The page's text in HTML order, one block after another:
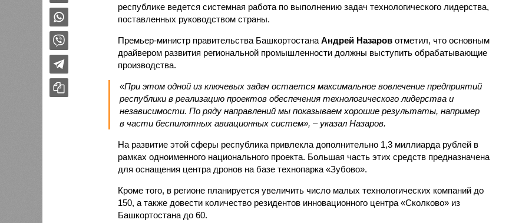
республике ведется системная работа по выполнению задач технологического лидерства,
поставленных руководством страны.
Премьер-министр правительства Башкортостана Андрей Назаровотметил, что основным
драйвером развития региональной промышленности должны выступить обрабатывающие
производства.
«При этом одной из ключевых задач остается максимальное вовлечение предприятий
республики в реализацию проектов обеспечения технологического лидерства и
независимости. По ряду направлений мы показываем хорошие результаты, например
в части беспилотных авиационных систем», – указал Назаров.
На развитие этой сферы республика привлекла дополнительно 1,3 миллиарда рублей в
рамках одноименного национального проекта. Большая часть этих средств предназначена
для оснащения центра дронов на базе технопарка «Зубово».
Кроме того, в регионе планируется увеличить число малых технологических компаний до
150, а также довести количество резидентов инновационного центра «Сколково» из
Башкортостана до 60.